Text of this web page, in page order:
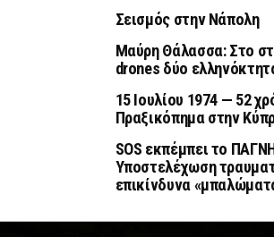
Σεισμός στην Νάπολη
Μαύρη Θάλασσα: Στο
drones δύο
15 Ιουλίου 1974 — 52
Πραξικόπημα στην
SOS εκπέμπει το
Υποστελέχωση
επικίνδυνα